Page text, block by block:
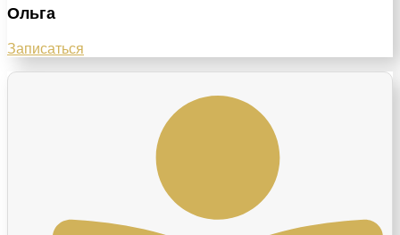
Ольга
Записаться